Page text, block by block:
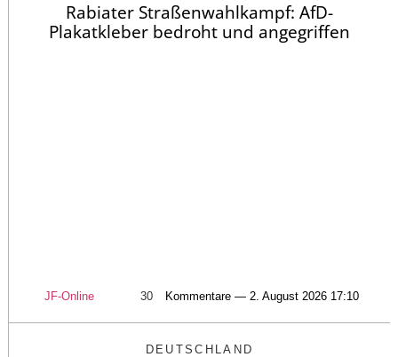
Rabiater Straßenwahlkampf: AfD-
Plakatkleber bedroht und angegriffen
JF-Online 30 Kommentare — 2. August 2026 17:10
DEUTSCHLAND